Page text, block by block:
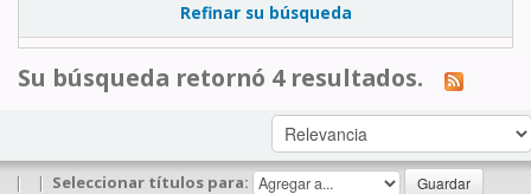
Refinar su búsqueda
Su búsqueda retornó 4 resultados.
| | Seleccionar títulos para: